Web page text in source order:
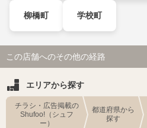
柳橋町 学校町
この店舗へのその他の経路
エリアから探す
チラシ・広告掲載の
Shufoo!（シュフ
ー）
都道府県から
探す